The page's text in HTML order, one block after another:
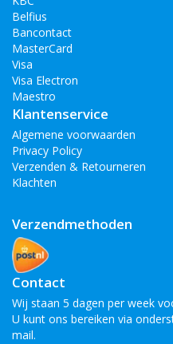
Belfius
Bancontact
MasterCard
Visa
Visa Electron
Maestro
Klantenservice
Algemene voorwaarden
Privacy Policy
Verzenden & Retourneren
Klachten
Verzendmethoden
Contact
Wij staan 5 dagen per week
U kunt ons bereiken via
mail.